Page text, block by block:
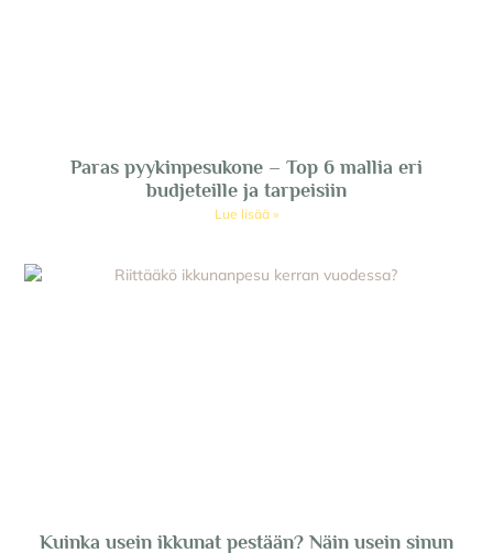
Paras pyykinpesukone – Top 6 mallia eri
budjeteille ja tarpeisiin
Lue lisää »
Kuinka usein ikkunat pestään? Näin usein sinun